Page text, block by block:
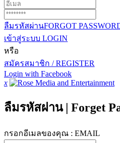
ลืมรหัสผ่านFORGOT
เข้าสู่ระบบ LOGIN
หรือ
สมัครสมาชิก / REGISTER
Login with Facebook
x
ลืมรหัสผ่าน | Forget
กรอกอีเมลของคุณ : EMAIL